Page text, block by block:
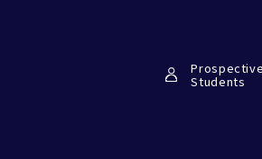
Prospective
Students